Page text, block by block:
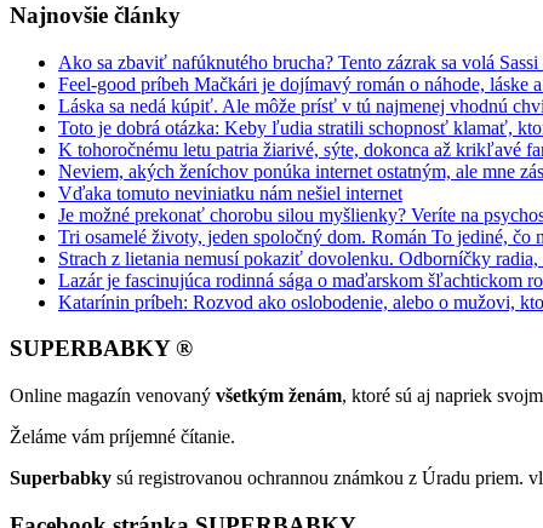
Najnovšie články
Ako sa zbaviť nafúknutého brucha? Tento zázrak sa volá Sassi
Feel-good príbeh Mačkári je dojímavý román o náhode, láske
Láska sa nedá kúpiť. Ale môže prísť v tú najmenej vhodnú
Toto je dobrá otázka: Keby ľudia stratili schopnosť klamať,
K tohoročnému letu patria žiarivé, sýte, dokonca až krikľavé
Neviem, akých ženíchov ponúka internet ostatným, ale mne
Vďaka tomuto neviniatku nám nešiel internet
Je možné prekonať chorobu silou myšlienky? Veríte na
Tri osamelé životy, jeden spoločný dom. Román To jediné, čo
Strach z lietania nemusí pokaziť dovolenku. Odborníčky
Lazár je fascinujúca rodinná sága o maďarskom šľachtickom
Katarínin príbeh: Rozvod ako oslobodenie, alebo o mužovi,
SUPERBABKY ®
Online magazín venovaný všetkým ženám, ktoré sú aj napriek
Želáme vám príjemné čítanie.
Superbabky sú registrovanou ochrannou známkou z Úradu priem.